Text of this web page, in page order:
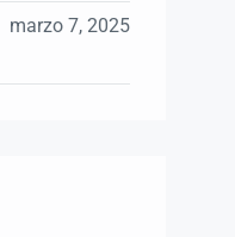
marzo 7, 2025